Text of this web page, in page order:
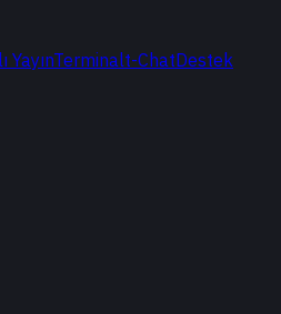
YayınTerminalt-ChatDestek